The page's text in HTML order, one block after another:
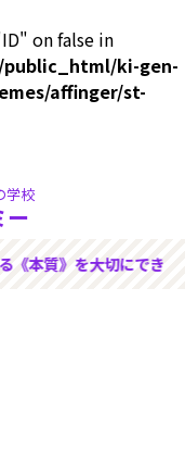
on false in
public_html/ki-gen-
affinger/st-
学校
ー
めのサイ